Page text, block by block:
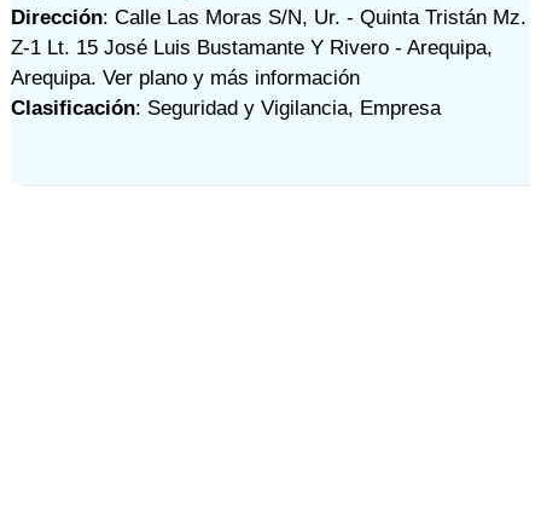
Dirección: Calle Las Moras S/N, Ur. - Quinta Tristán Mz.
Z-1 Lt. 15 José Luis Bustamante Y Rivero - Arequipa,
Arequipa. Ver plano y más información
Clasificación: Seguridad y Vigilancia, Empresa